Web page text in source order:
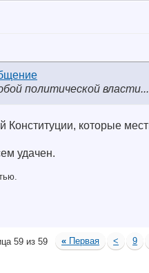
политической власти...
Конституции, которые
удачен.
59 из 59 « Первая < 9